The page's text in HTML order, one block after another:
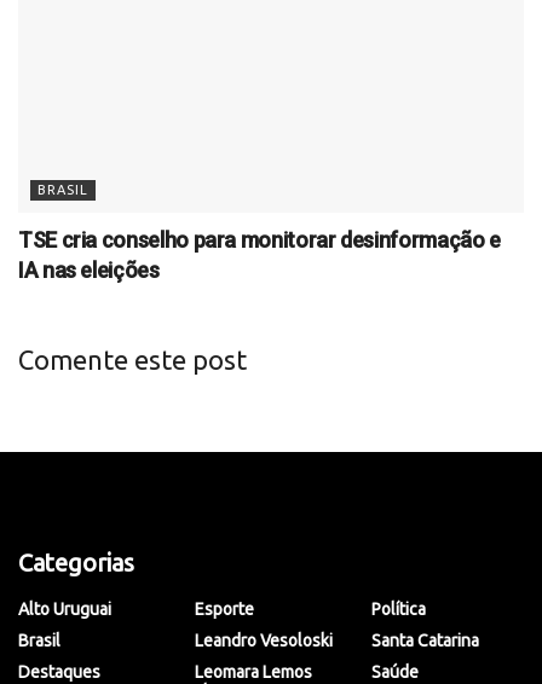
BRASIL
TSE cria conselho para monitorar desinformação e
IA nas eleições
Comente este post
Categorias
Alto Uruguai
Brasil
Destaques
Esporte
Leandro Vesoloski
Leomara Lemos
Política
Santa Catarina
Saúde